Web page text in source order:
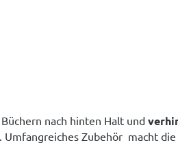
nach hinten Halt und
Umfangreiches Zubehör macht